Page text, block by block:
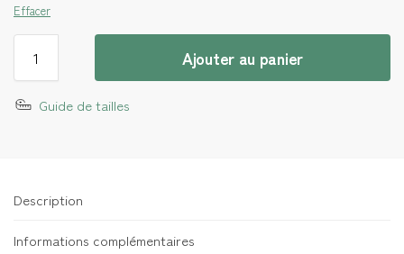
Effacer
Ajouter au panier
Guide de tailles
Description
Informations complémentaires